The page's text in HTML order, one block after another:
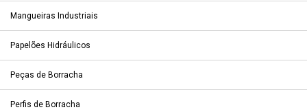
Mangueiras Industriais
Papelões Hidráulicos
Peças de Borracha
Perfis de Borracha